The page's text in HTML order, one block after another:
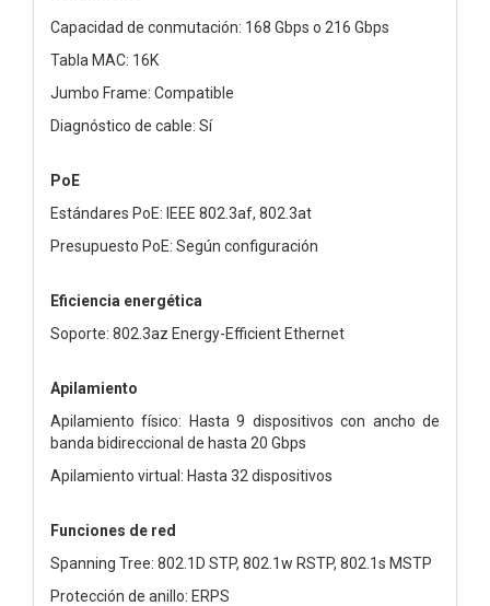
Capacidad de conmutación: 168 Gbps o 216 Gbps
Tabla MAC: 16K
Jumbo Frame: Compatible
Diagnóstico de cable: Sí
PoE
Estándares PoE: IEEE 802.3af, 802.3at
Presupuesto PoE: Según configuración
Eficiencia energética
Soporte: 802.3az Energy-Efficient Ethernet
Apilamiento
Apilamiento físico: Hasta 9 dispositivos con ancho de
banda bidireccional de hasta 20 Gbps
Apilamiento virtual: Hasta 32 dispositivos
Funciones de red
Spanning Tree: 802.1D STP, 802.1w RSTP, 802.1s MSTP
Protección de anillo: ERPS